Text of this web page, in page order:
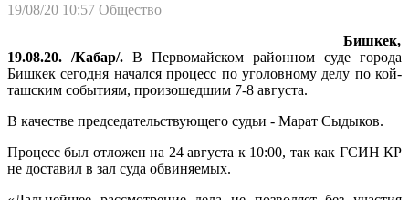
19/08/20 10:57 Общество
Бишкек,
19.08.20. /Кабар/. В Первомайском районном суде города
Бишкек сегодня начался процесс по уголовному делу по кой-
ташским событиям, произошедшим 7-8 августа.
В качестве председательствующего судьи - Марат Сыдыков.
Процесс был отложен на 24 августа к 10:00, так как ГСИН КР
не доставил в зал суда обвиняемых.